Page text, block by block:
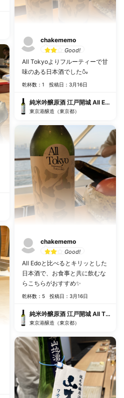
chakememo
Good!
All Tokyoよりフルーティーで甘
味のある日本酒でした🍶
乾杯数：1 投稿日：3月16日
純米吟醸原酒 江戸開城 All Edo
東京港醸造（東京都）
chakememo
Good!
All Edoと比べるとキリッとした
日本酒で、お食事と共に飲むな
らこちらがおすすめ✨
乾杯数：5 投稿日：3月16日
純米吟醸原酒 江戸開城 All Tokyo
東京港醸造（東京都）